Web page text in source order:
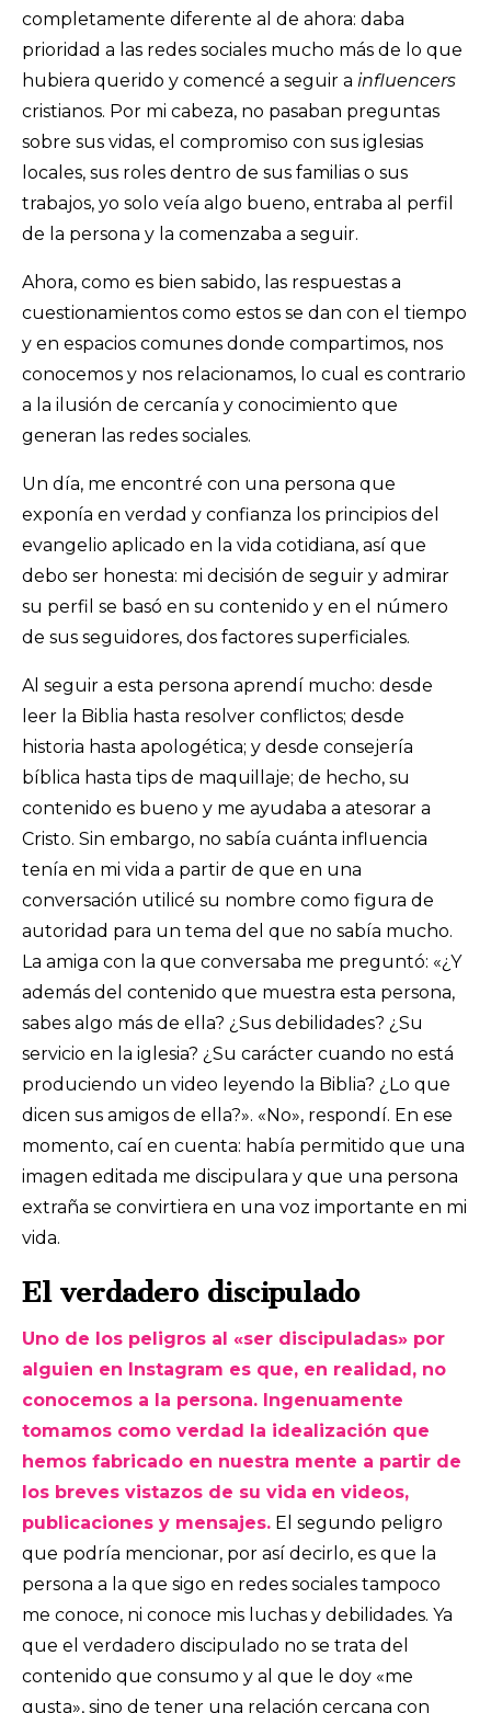
completamente diferente al de ahora: daba
prioridad a las redes sociales mucho más de lo que
hubiera querido y comencé a seguir a influencers
cristianos. Por mi cabeza, no pasaban preguntas
sobre sus vidas, el compromiso con sus iglesias
locales, sus roles dentro de sus familias o sus
trabajos, yo solo veía algo bueno, entraba al perfil
de la persona y la comenzaba a seguir.
Ahora, como es bien sabido, las respuestas a
cuestionamientos como estos se dan con el tiempo
y en espacios comunes donde compartimos, nos
conocemos y nos relacionamos, lo cual es contrario
a la ilusión de cercanía y conocimiento que
generan las redes sociales.
Un día, me encontré con una persona que
exponía en verdad y confianza los principios del
evangelio aplicado en la vida cotidiana, así que
debo ser honesta: mi decisión de seguir y admirar
su perfil se basó en su contenido y en el número
de sus seguidores, dos factores superficiales.
Al seguir a esta persona aprendí mucho: desde
leer la Biblia hasta resolver conflictos; desde
historia hasta apologética; y desde consejería
bíblica hasta tips de maquillaje; de hecho, su
contenido es bueno y me ayudaba a atesorar a
Cristo. Sin embargo, no sabía cuánta influencia
tenía en mi vida a partir de que en una
conversación utilicé su nombre como figura de
autoridad para un tema del que no sabía mucho.
La amiga con la que conversaba me preguntó: «¿Y
además del contenido que muestra esta persona,
sabes algo más de ella? ¿Sus debilidades? ¿Su
servicio en la iglesia? ¿Su carácter cuando no está
produciendo un video leyendo la Biblia? ¿Lo que
dicen sus amigos de ella?». «No», respondí. En ese
momento, caí en cuenta: había permitido que una
imagen editada me discipulara y que una persona
extraña se convirtiera en una voz importante en mi
vida.
El verdadero discipulado
Uno de los peligros al «ser discipuladas» por
alguien en Instagram es que, en realidad, no
conocemos a la persona. Ingenuamente
tomamos como verdad la idealización que
hemos fabricado en nuestra mente a partir de
los breves vistazos de su vida en videos,
publicaciones y mensajes. El segundo peligro
que podría mencionar, por así decirlo, es que la
persona a la que sigo en redes sociales tampoco
me conoce, ni conoce mis luchas y debilidades. Ya
que el verdadero discipulado no se trata del
contenido que consumo y al que le doy «me
gusta», sino de tener una relación cercana con